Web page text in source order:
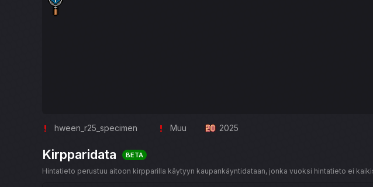
hween_r25_specimen Muu 2025
Kirpparidata BETA
Hintatieto perustuu aitoon kirpparilla käytyyn kaupankäyntidataan, jonka vuoksi hintatieto ei